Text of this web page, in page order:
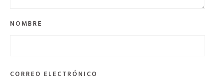
NOMBRE
CORREO ELECTRÓNICO